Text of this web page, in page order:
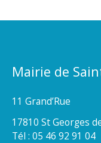
Mairie de
11 Grand’Rue
17810 St Georges
Tél : 05 46 92 91 04